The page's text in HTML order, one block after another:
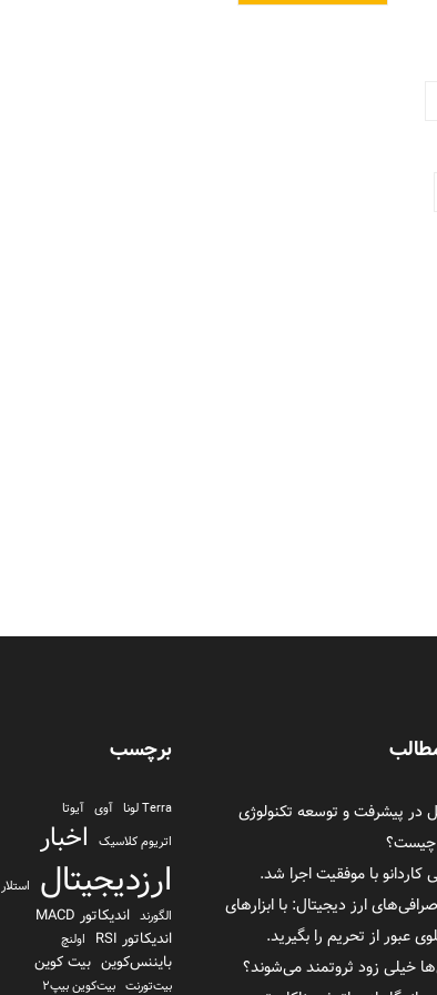
پیشرفت و توسعه تکنولوژی
چیست؟
کاردانو با موفقیت اجرا شد.
ارز دیجیتال: با ابزارهای
عبور از تحریم را بگیرید.
خیلی زود ثروتمند می‌شوند؟
برچسب
Terra لونا آوی آیوتا
اتریوم کلاسیک
اخبار
ارزدیجیتال
استلار
الگورند اندیکاتور MACD
اندیکاتور RSI
اولنچ
بایننس‌کوین بیت کوین
بیت‌تورنت بیت‌کوین بیپ2